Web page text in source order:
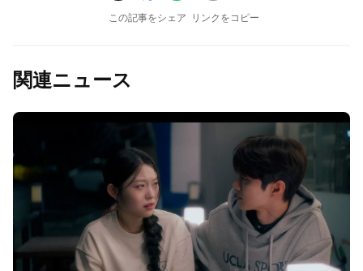
この記事をシェア リンクをコピー
関連ニュース